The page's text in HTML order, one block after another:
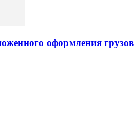
оформления грузов